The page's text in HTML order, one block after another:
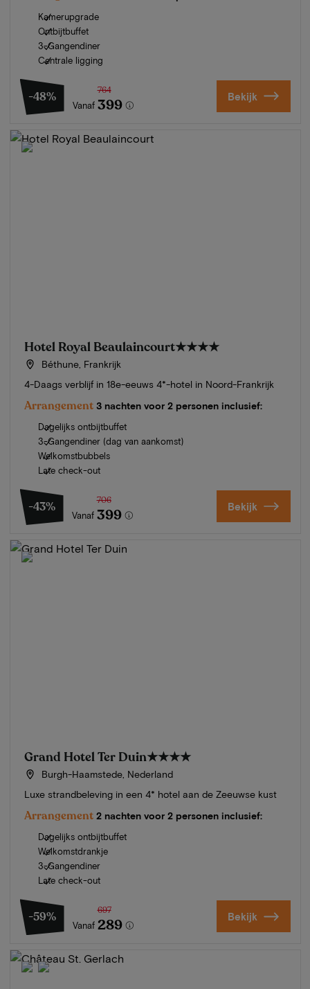
Kamerupgrade
Ontbijtbuffet
3-Gangendiner
Centrale ligging
-48%
Vanaf
764
399 Bekijk
Hotel Royal Beaulaincourt★★★★
Béthune, Frankrijk
4-Daags verblijf in 18e-eeuws 4*-hotel in Noord-Frankrijk
Arrangement 3 nachten voor 2 personen inclusief:
Dagelijks ontbijtbuffet
3-Gangendiner (dag van aankomst)
Welkomstbubbels
Late check-out
-43%
Vanaf
706
399 Bekijk
Grand Hotel Ter Duin★★★★
Burgh-Haamstede, Nederland
Luxe strandbeleving in een 4* hotel aan de Zeeuwse kust
Arrangement 2 nachten voor 2 personen inclusief:
Dagelijks ontbijtbuffet
Welkomstdrankje
3-Gangendiner
Late check-out
-59%
Vanaf
697
289 Bekijk